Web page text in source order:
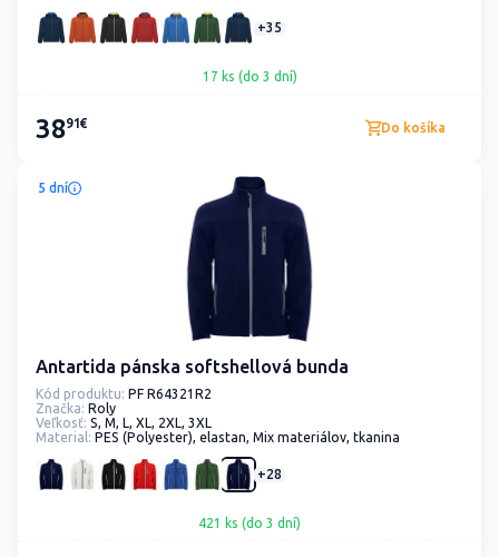
+35
17 ks (do 3 dní)
3891€ Do košíka
5 dní
Antartida pánska softshellová bunda
Kód produktu: PF R64321R2
Značka: Roly
Veľkosť: S, M, L, XL, 2XL, 3XL
Material: PES (Polyester), elastan, Mix materiálov, tkanina
+28
421 ks (do 3 dní)